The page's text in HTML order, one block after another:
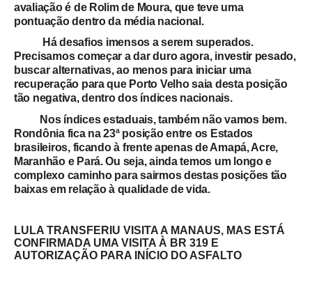
avaliação é de Rolim de Moura, que teve uma
pontuação dentro da média nacional.
Há desafios imensos a serem superados.
Precisamos começar a dar duro agora, investir pesado,
buscar alternativas, ao menos para iniciar uma
recuperação para que Porto Velho saia desta posição
tão negativa, dentro dos índices nacionais.
Nos índices estaduais, também não vamos bem.
Rondônia fica na 23ª posição entre os Estados
brasileiros, ficando à frente apenas de Amapá, Acre,
Maranhão e Pará. Ou seja, ainda temos um longo e
complexo caminho para sairmos destas posições tão
baixas em relação à qualidade de vida.
LULA TRANSFERIU VISITA A MANAUS, MAS ESTÁ
CONFIRMADA UMA VISITA À BR 319 E
AUTORIZAÇÃO PARA INÍCIO DO ASFALTO